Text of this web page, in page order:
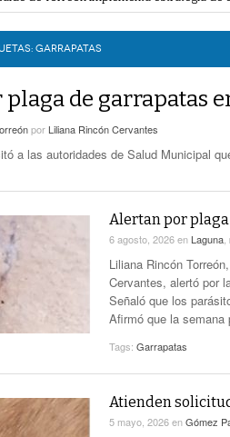
más tecnología para vigilar la
a 18 personas en centro comercial
en Torreón trámites de licencias de
GARRAPATAS
de garrapatas
por Liliana Rincón Cervantes
a las autoridades de Salud Municipal
Alertan por
6 agosto, 2026en Laguna
Liliana Rincón
Cervantes, alertó por
Señaló que los
Afirmó que la semana
Tags: Garrapatas
Atienden
5 mayo, 2026enGómez